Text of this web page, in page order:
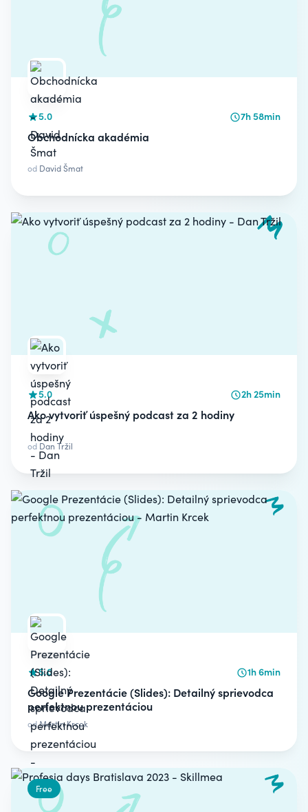
5.0 7h 58min
Obchodnícka akadémia
od David Šmat
5.0 2h 25min
Ako vytvoriť úspešný podcast za 2 hodiny
od Dan Tržil
5.0 1h 6min
Google Prezentácie (Slides): Detailný sprievodca
perfektnou prezentáciou
odMartin Krcek
Free